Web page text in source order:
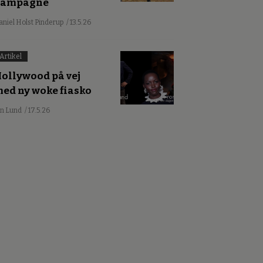
Holst Pinderup / 13.5.26
Artikel
på vej
ny woke fiasko
Lund / 17.5.26